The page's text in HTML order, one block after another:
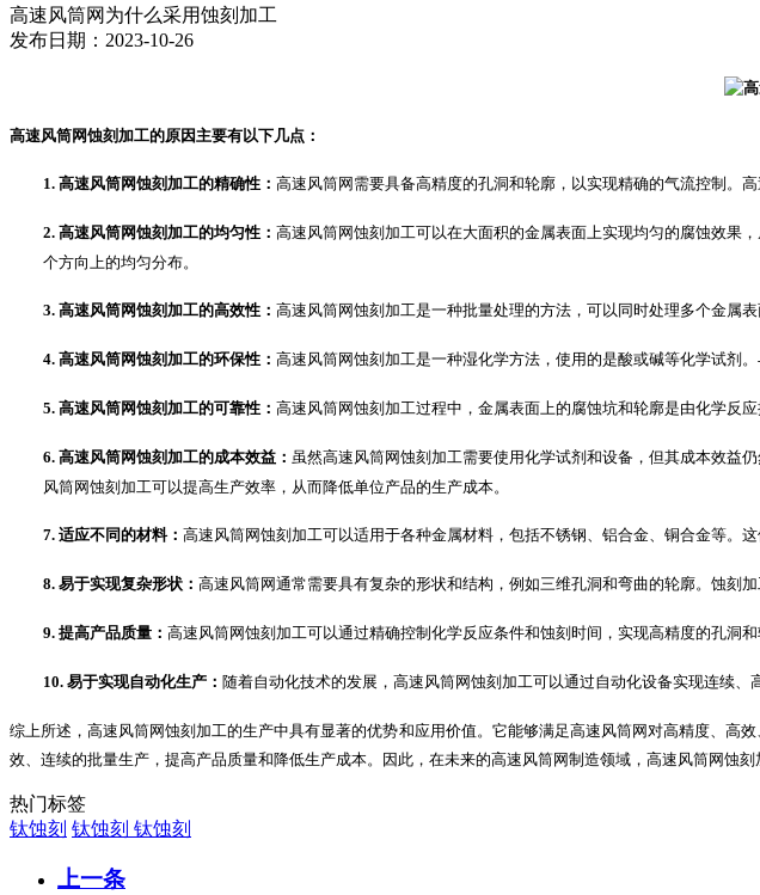
高速风筒网为什么采用蚀刻加工
发布日期：2023-10-26
高速风筒网蚀刻加工的原因主要有以下几点：
1. 高速风筒网蚀刻加工的精确性： 高速风筒网需要具备高精度的孔洞和轮廓，以实现精确的气流控制。
2. 高速风筒网蚀刻加工的均匀性： 高速风筒网蚀刻加工可以在大面积的金属表面上实现均匀的腐蚀效果
个方向上的均匀分布。
3. 高速风筒网蚀刻加工的高效性： 高速风筒网蚀刻加工是一种批量处理的方法，可以同时处理多个金属
4. 高速风筒网蚀刻加工的环保性： 高速风筒网蚀刻加工是一种湿化学方法，使用的是酸或碱等化学试剂
5. 高速风筒网蚀刻加工的可靠性： 高速风筒网蚀刻加工过程中，金属表面上的腐蚀坑和轮廓是由化学反
6. 高速风筒网蚀刻加工的成本效益： 虽然高速风筒网蚀刻加工需要使用化学试剂和设备，但其成本效益仍
风筒网蚀刻加工可以提高生产效率，从而降低单位产品的生产成本。
7. 适应不同的材料： 高速风筒网蚀刻加工可以适用于各种金属材料，包括不锈钢、铝合金、铜合金等。
8. 易于实现复杂形状： 高速风筒网通常需要具有复杂的形状和结构，例如三维孔洞和弯曲的轮廓。蚀刻
9. 提高产品质量： 高速风筒网蚀刻加工可以通过精确控制化学反应条件和蚀刻时间，实现高精度的孔洞
10. 易于实现自动化生产： 随着自动化技术的发展， 高速风筒网蚀刻加工可以通过自动化设备实现连续、
综上所述，高速风筒网蚀刻加工的生产中具有显著的优势和应用价值。它能够满足高速风筒网对高精度、高
效、连续的批量生产，提高产品质量和降低生产成本。因此，在未来的高速风筒网制造领域， 高速风筒网蚀刻
热门标签
钛蚀刻 钛蚀刻 钛蚀刻
上一条